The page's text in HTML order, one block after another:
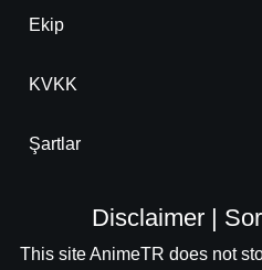
Ekip
KVKK
Şartlar
Disclaimer |
This site AnimeTR does not